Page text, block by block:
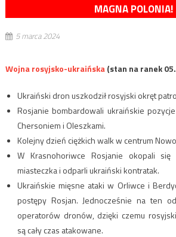
MAGNA POLONIA!
5 marca 2024
Wojna rosyjsko-ukraińska(stan na ranek
Ukraiński dron uszkodził rosyjski okręt
Rosjanie bombardowali ukraińskie
Chersoniem i Oleszkami.
Kolejny dzień ciężkich walk w centrum
W Krasnohoriwce Rosjanie okopali się
miasteczka i odparli ukraiński kontratak.
Ukraińskie mięsne ataki w Orliwce i
postępy Rosjan. Jednocześnie na ten
operatorów dronów, dzięki czemu
są cały czas atakowane.